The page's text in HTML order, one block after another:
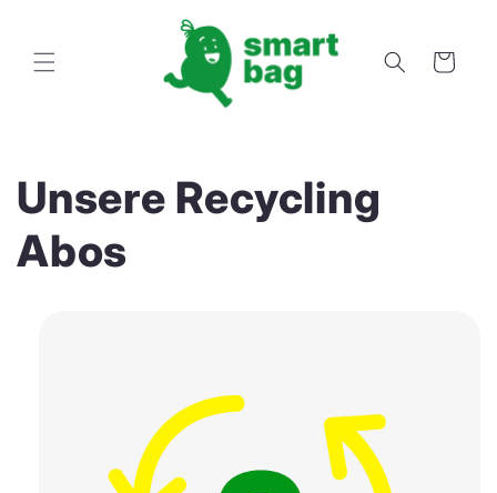
Inhalt
Warenkorb
Unsere Recycling
Abos